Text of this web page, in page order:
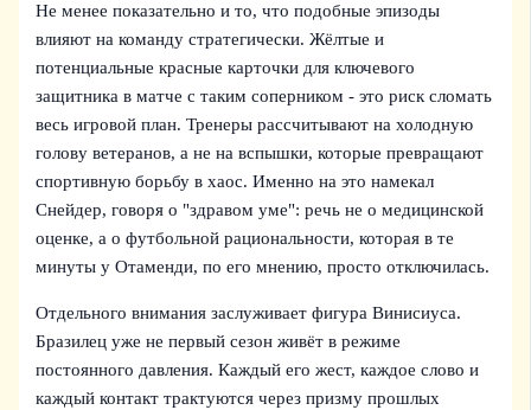
Не менее показательно и то, что подобные эпизоды
влияют на команду стратегически. Жёлтые и
потенциальные красные карточки для ключевого
защитника в матче с таким соперником - это риск сломать
весь игровой план. Тренеры рассчитывают на холодную
голову ветеранов, а не на вспышки, которые превращают
спортивную борьбу в хаос. Именно на это намекал
Снейдер, говоря о "здравом уме": речь не о медицинской
оценке, а о футбольной рациональности, которая в те
минуты у Отаменди, по его мнению, просто отключилась.
Отдельного внимания заслуживает фигура Винисиуса.
Бразилец уже не первый сезон живёт в режиме
постоянного давления. Каждый его жест, каждое слово и
каждый контакт трактуются через призму прошлых